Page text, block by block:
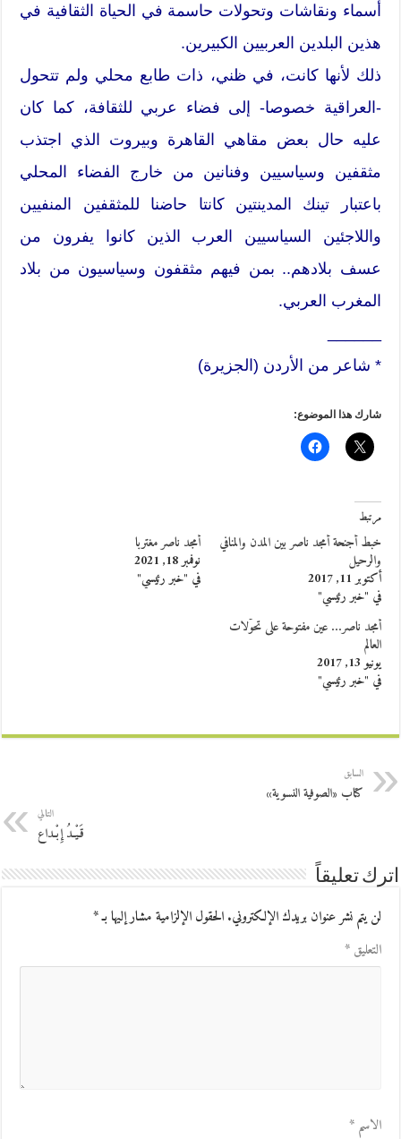
أسماء ونقاشات وتحولات حاسمة في الحياة الثقافية في
هذين البلدين العربيين الكبيرين.
ذلك لأنها كانت، في ظني، ذات طابع محلي ولم تتحول
-العراقية خصوصا- إلى فضاء عربي للثقافة، كما كان
عليه حال بعض مقاهي القاهرة وبيروت الذي اجتذب
مثقفين وسياسيين وفنانين من خارج الفضاء المحلي
باعتبار تينك المدينتين كانتا حاضنا للمثقفين المنفيين
واللاجئين السياسيين العرب الذين كانوا يفرون من
عسف بلادهم.. بمن فيهم مثقفون وسياسيون من بلاد
المغرب العربي.
* شاعر من الأردن (الجزيرة)
شارك هذا الموضوع:
مرتبط
خبط أجنحة أمجد ناصر بين المدن والمنافي
والرحيل
أكتوبر 11, 2017
في "خبر رئيسي"
أمجد ناصر مغتربا
نوفمبر 18, 2021
في "خبر رئيسي"
أمجد ناصر… عين مفتوحة على تحوّلات
العالم
يونيو 13, 2017
في "خبر رئيسي"
السابق
كتاب «الصوفية النسوية»
التالي
قَـيْـدُ إِبْـداع
اترك تعليقاً
لن يتم نشر عنوان بريدك الإلكتروني.الحقول الإلزامية مشار إليها بـ*
التعليق*
الاسم*